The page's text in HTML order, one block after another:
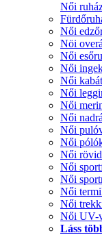
Női
Női
Nöi
Női
Női
Női
Női
Női
Női
Női
Női
Női
Női
Női
Női
Női
Női UV-
Láss